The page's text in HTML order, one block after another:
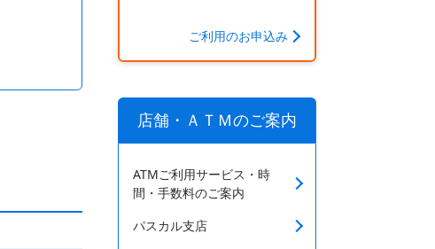
ご利用のお申込み
店舗・ＡＴＭのご案内
ATMご利用サービス・時
間・手数料のご案内
パスカル支店